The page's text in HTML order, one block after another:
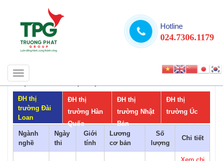
Hotline
024.7306.1179
Toggle
navigation
THỊ TRƯỜNG ĐẠI HỌC
ĐH thị
trường Đài
Loan
ĐH thị
trường Hàn
Quốc
ĐH thị
trường Nhật
Bản
ĐH thị
trường Úc
Ngành
nghề
Ngày
thi
Giới
tính
Lương
cơ bản
Số
lượng
Chi tiết